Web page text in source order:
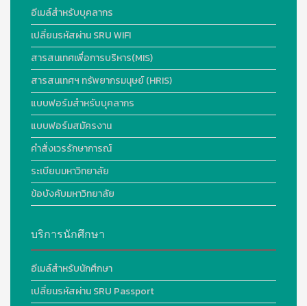
อีเมล์สำหรับบุคลากร
เปลี่ยนรหัสผ่าน SRU WIFI
สารสนเทศเพื่อการบริหาร(MIS)
สารสนเทศฯ ทรัพยากรมนุษย์ (HRIS)
แบบฟอร์มสำหรับบุคลากร
แบบฟอร์มสมัครงาน
คำสั่งเวรรักษาการณ์
ระเบียบมหาวิทยาลัย
ข้อบังคับมหาวิทยาลัย
บริการนักศึกษา
อีเมล์สำหรับนักศึกษา
เปลี่ยนรหัสผ่าน SRU Passport